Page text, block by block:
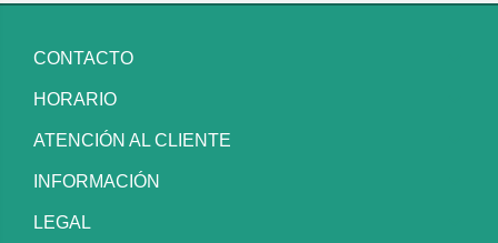
CONTACTO
HORARIO
ATENCIÓN AL CLIENTE
INFORMACIÓN
LEGAL